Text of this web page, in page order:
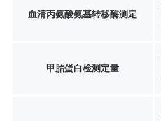
血清丙氨酸氨基转移酶测定
甲胎蛋白检测定量